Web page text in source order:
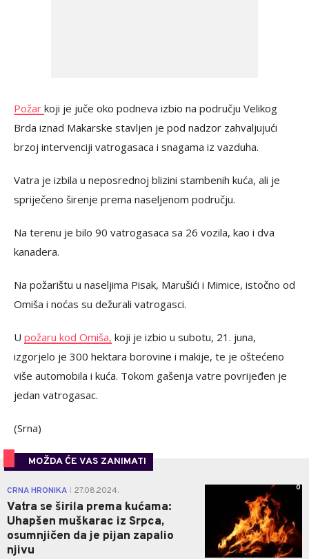
Požar koji je juče oko podneva izbio na području Velikog
Brda iznad Makarske stavljen je pod nadzor zahvaljujući
brzoj intervenciji vatrogasaca i snagama iz vazduha.
Vatra je izbila u neposrednoj blizini stambenih kuća, ali je
spriječeno širenje prema naseljenom području.
Na terenu je bilo 90 vatrogasaca sa 26 vozila, kao i dva
kanadera.
Na požarištu u naseljima Pisak, Marušići i Mimice, istočno od
Omiša i noćas su dežurali vatrogasci.
U požaru kod Omiša, koji je izbio u subotu, 21. juna,
izgorjelo je 300 hektara borovine i makije, te je oštećeno
više automobila i kuća. Tokom gašenja vatre povrijeđen je
jedan vatrogasac.
(Srna)
MOŽDA ĆE VAS ZANIMATI
CRNA HRONIKA 27.08.2024.
Vatra se širila prema kućama:
Uhapšen muškarac iz Srpca,
osumnjičen da je pijan zapalio
njivu
0